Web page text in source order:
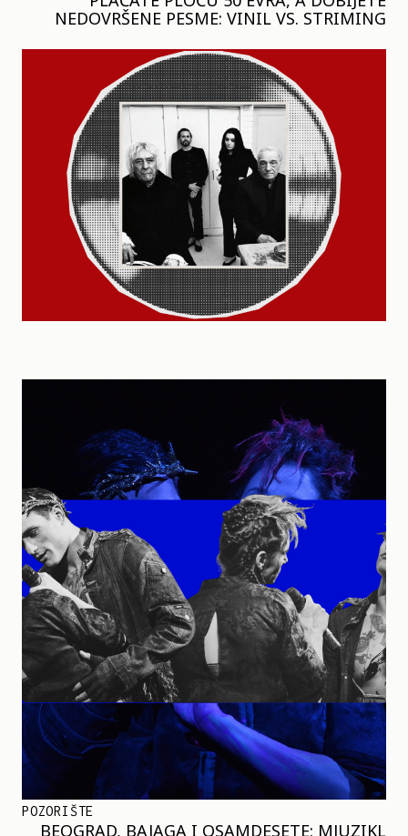
NEDOVRŠENE PESME: VINIL VS. STRIMING
POZORIŠTE
BEOGRAD, BAJAGA I OSAMDESETE: MJUZIKL